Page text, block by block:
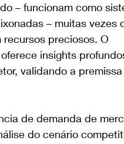
– funcionam como
– muitas vezes
preciosos. O
insights
validando a premissa
de demanda de
do cenário